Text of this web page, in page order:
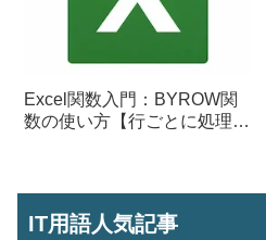
Excel関数入門：BYROW関
数の使い方【行ごとに処理を
IT用語人気記事